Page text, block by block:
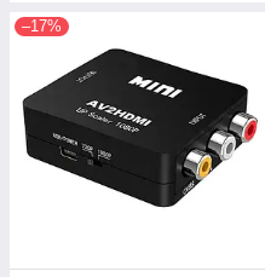
–17%